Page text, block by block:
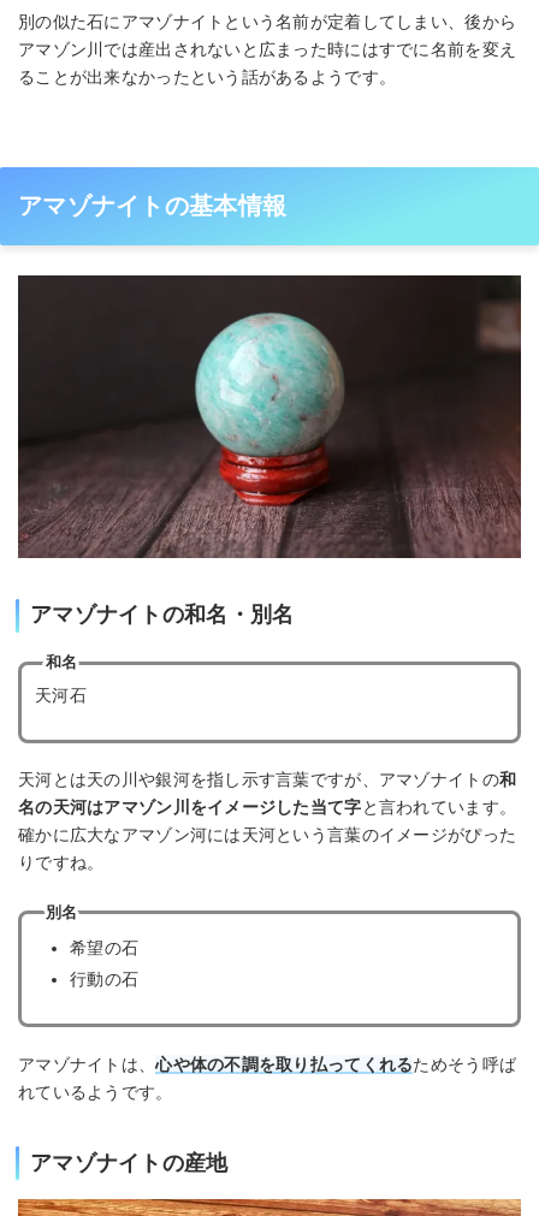
別の似た石にアマゾナイトという名前が定着してしまい、後から
アマゾン川では産出されないと広まった時にはすでに名前を変え
ることが出来なかったという話があるようです。
アマゾナイトの基本情報
アマゾナイトの和名・別名
和名
天河石
天河とは天の川や銀河を指し示す言葉ですが、アマゾナイトの和
名の天河はアマゾン川をイメージした当て字と言われています。
確かに広大なアマゾン河には天河という言葉のイメージがぴった
りですね。
別名
希望の石
行動の石
アマゾナイトは、心や体の不調を取り払ってくれるためそう呼ば
れているようです。
アマゾナイトの産地